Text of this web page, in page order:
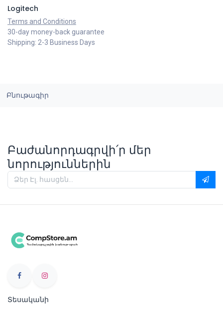
Logitech
Terms and Conditions
30-day money-back guarantee
Shipping: 2-3 Business Days
Բնութագիր
Բաժանորդագրվի՛ր մեր
նորություններին
Տեսականի